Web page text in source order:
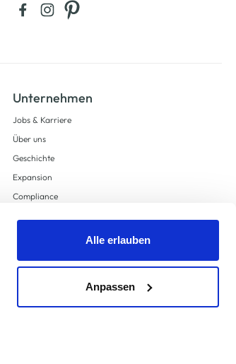
Alle erlauben
Anpassen
Unternehmen
Jobs & Karriere
Über uns
Geschichte
Expansion
Compliance
Supply Chain Due Diligence